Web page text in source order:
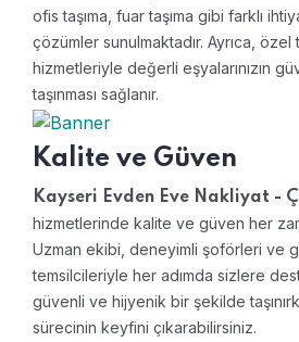
ofis taşıma, fuar taşıma gibi farklı
çözümler sunulmaktadır. Ayrıca, özel
hizmetleriyle değerli eşyalarınızın
taşınması sağlanır.
Kalite ve Güven
Kayseri Evden Eve Nakliyat -
hizmetlerinde kalite ve güven her
Uzman ekibi, deneyimli şoförleri ve
temsilcileriyle her adımda sizlere
güvenli ve hijyenik bir şekilde
sürecinin keyfini çıkarabilirsiniz.